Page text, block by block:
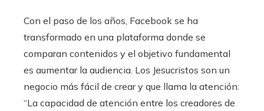
Con el paso de los años, Facebook se ha
transformado en una plataforma donde se
comparan contenidos y el objetivo fundamental
es aumentar la audiencia. Los Jesucristos son un
negocio más fácil de crear y que llama la atención:
“La capacidad de atención entre los creadores de